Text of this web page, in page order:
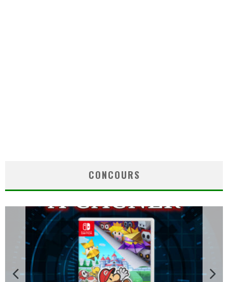
CONCOURS